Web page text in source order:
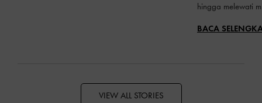
hingga melewati
BACA
VIEW ALL STORIES